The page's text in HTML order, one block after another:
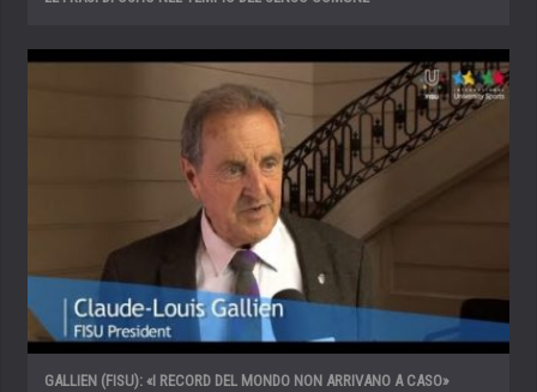
GALLIEN (FISU): «I RECORD DEL MONDO NON ARRIVANO A CASO»